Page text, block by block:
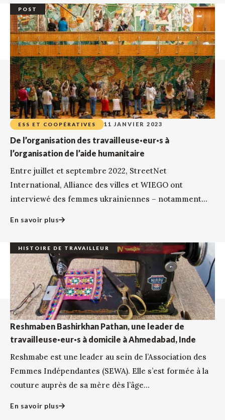
POST
ESS ET COOPÉRATIVES 11 JANVIER 2023
De l’organisation des travailleuse·eur·s à
l’organisation de l’aide humanitaire
Entre juillet et septembre 2022, StreetNet
International, Alliance des villes et WIEGO ont
interviewé des femmes ukrainiennes – notamment...
En savoir plus
HISTOIRE DE TRAVAILLEUR
Reshmaben Bashirkhan Pathan, une leader de
travailleuse·eur·s à domicile à Ahmedabad, Inde
Reshmabe est une leader au sein de l’Association des
Femmes Indépendantes (SEWA). Elle s’est formée à la
couture auprès de sa mère dès l’âge...
En savoir plus